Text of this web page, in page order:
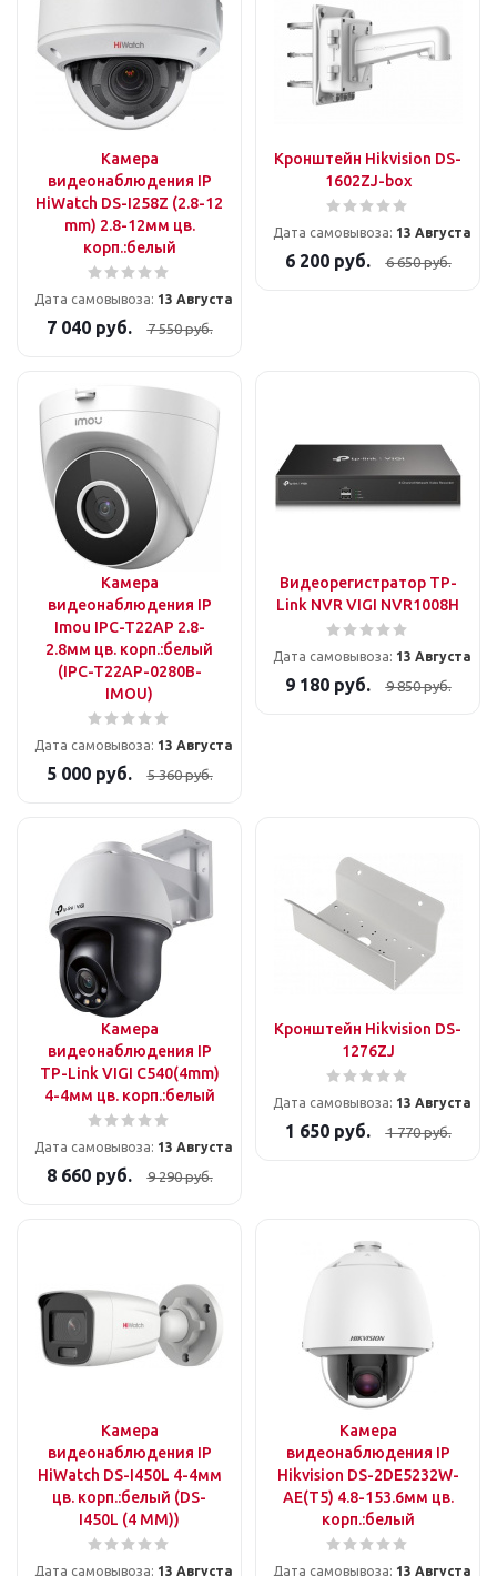
Камера
видеонаблюдения IP
HiWatch DS-I258Z (2.8-12
mm) 2.8-12мм цв.
корп.:белый
Дата самовывоза: 13 Августа
7 040руб. 7 550руб.
Кронштейн Hikvision DS-
1602ZJ-box
Дата самовывоза: 13 Августа
6 200руб. 6 650руб.
Камера
видеонаблюдения IP
Imou IPC-T22AP 2.8-
2.8мм цв. корп.:белый
(IPC-T22AP-0280B-
IMOU)
Дата самовывоза: 13 Августа
5 000руб. 5 360руб.
Видеорегистратор TP-
Link NVR VIGI NVR1008H
Дата самовывоза: 13 Августа
9 180руб. 9 850руб.
Камера
видеонаблюдения IP
TP-Link VIGI C540(4mm)
4-4мм цв. корп.:белый
Дата самовывоза: 13 Августа
8 660руб. 9 290руб.
Кронштейн Hikvision DS-
1276ZJ
Дата самовывоза: 13 Августа
1 650руб. 1 770руб.
Камера
видеонаблюдения IP
HiWatch DS-I450L 4-4мм
цв. корп.:белый (DS-
I450L (4 MM))
Дата самовывоза: 13 Августа
Камера
видеонаблюдения IP
Hikvision DS-2DE5232W-
AE(T5) 4.8-153.6мм цв.
корп.:белый
Дата самовывоза: 13 Августа